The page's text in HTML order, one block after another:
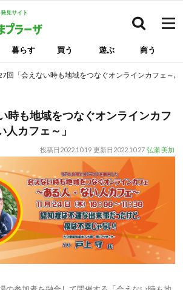
見サイト
暮らす 買う 遊ぶ 商う
回「会えない時も地域をつなぐオンラインカフェ～
時も地域をつなぐオンラインカフ
人カフェ～」
投稿日 2022.10.19 更新日 2022.10.27 弘瀬 美加